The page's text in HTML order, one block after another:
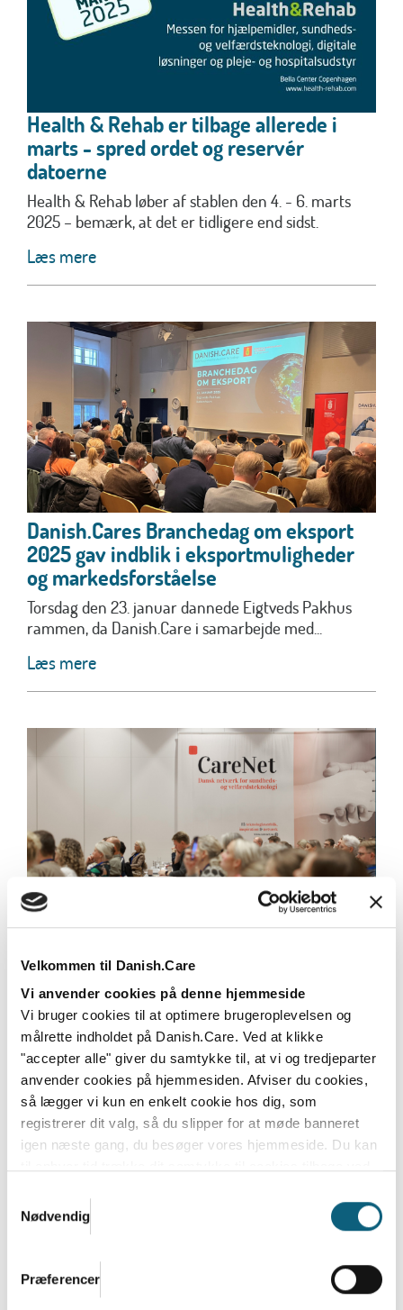
Velkommen til Danish.Care
Vi anvender cookies på denne hjemmeside
Vi bruger cookies til at optimere brugeroplevelsen og
målrette indholdet på Danish.Care. Ved at klikke
"accepter alle" giver du samtykke til, at vi og tredjeparter
anvender cookies på hjemmesiden. Afviser du cookies,
så lægger vi kun en enkelt cookie hos dig, som
registrerer dit valg, så du slipper for at møde banneret
igen næste gang, du besøger vores hjemmeside. Du kan
Danish.Cares privatlivs- og cookiepolitik
Nødvendig
Præferencer
Health & Rehab er tilbage allerede i
marts - spred ordet og reservér
datoerne
Health & Rehab løber af stablen den 4. - 6. marts
2025 – bemærk, at det er tidligere end sidst.
Læs mere
Danish.Cares Branchedag om eksport
2025 gav indblik i eksportmuligheder
og markedsforståelse
Torsdag den 23. januar dannede Eigtveds Pakhus
rammen, da Danish.Care i samarbejde med...
Læs mere
Danish.Care overtager
velfærdsteknologi-netværket CareNet
Danish.Care overtager fuldt ud driften af netværket,
mens Teknologisk Institut træder ud af...
Læs mere